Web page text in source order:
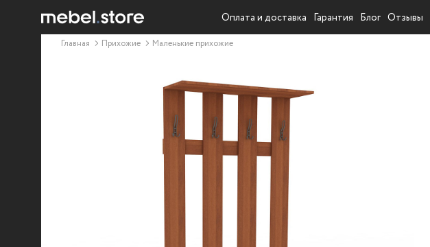
Оплата и доставка Гарантия Блог Отзывы
Главная Прихожие Маленькие прихожие